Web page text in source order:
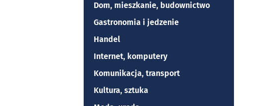
Dom, mieszkanie, budownictwo
Gastronomia i jedzenie
Handel
Internet, komputery
Komunikacja, transport
Kultura, sztuka